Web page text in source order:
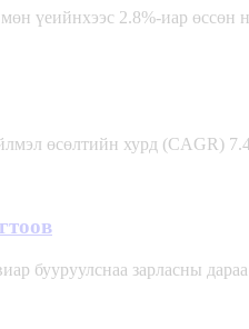
үеийнхээс 2.8%-иар
өсөлтийн хурд (CAGR)
бууруулснаа зарласны